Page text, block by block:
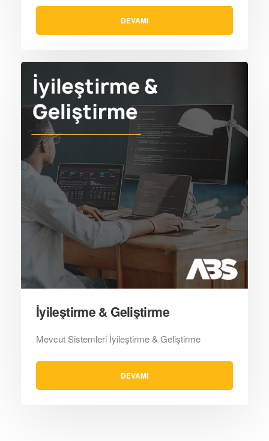
DEVAMI
İyileştirme & Geliştirme
Mevcut Sistemleri İyileştirme & Geliştirme
DEVAMI